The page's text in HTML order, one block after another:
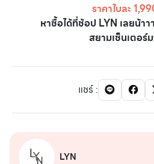
ราคาใบละ
หาซื้อได้ที่ช้อป LYN เลยน้าา
สยามเซ็นเตอร์
แชร์:
LYN